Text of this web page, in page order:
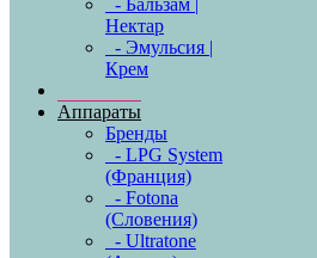
- Бальзам |
Нектар
- Эмульсия |
Крем
Аппараты
Бренды
- LPG System
(Франция)
- Fotona
(Словения)
- Ultratone